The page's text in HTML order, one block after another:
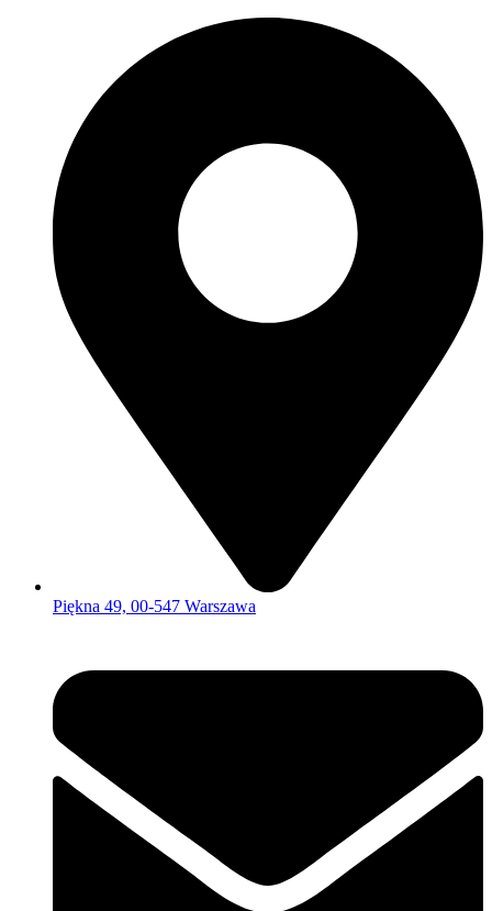
Piękna 49, 00-547 Warszawa